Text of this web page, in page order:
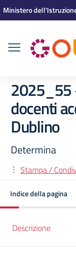
Vai ai contenuti
Vai al menu di
Vai al footer
Ministero
2025_55
docenti
Dublino
Determina
Stampa /
Indice della pagina
Descrizione